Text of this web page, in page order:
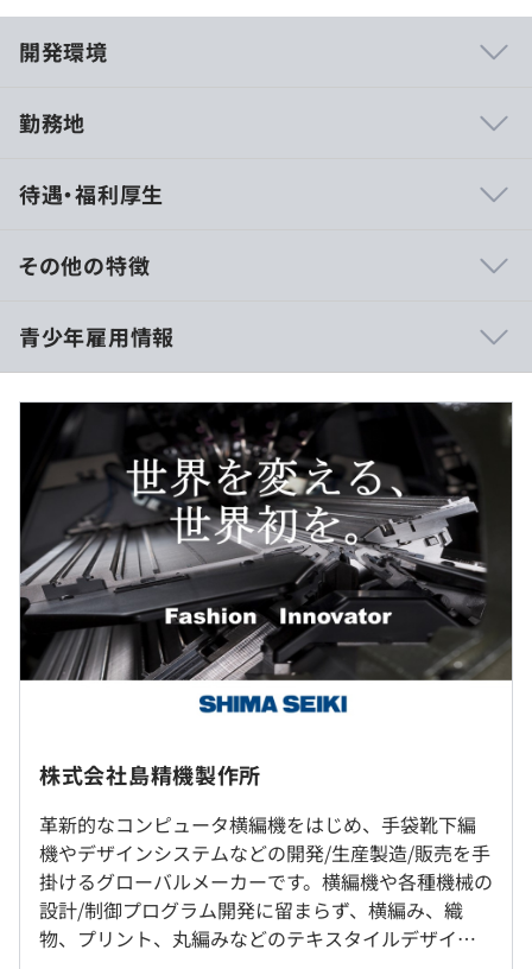
開発環境
・開発と製造が同じ敷地内にあり、部署間の連携がスムー
・開発開始から製品が完成するまで、ものづくりの全工程
に携わることができます
■世界初の技術「ホールガーメント横編機」
従来のニット製品の製造方法を覆す当社独自の技術。現代
のものづくりに欠かすことができない「サステナブルなも
のづくり」を実現する横編機です。
■シミュレーション技術トップクラス！ ニットデザイン
ソフト：『SDS-ONE APEX』
基本機能をはじめ、最高品質のニット・織物・タオルのデ
ザインやシミュレーションの全機能を完備。多様なソフト
のラインアップを用意しており、お客様のニーズに合わ
せ、アップグレードにも対応しています。
・先輩社員とのバディ制度
Windows ワークステーション
勤務地
転勤はありません。
屋内禁煙／屋外に喫煙場所あり
わかやま電鉄貴志川線「神前」駅下車 徒歩10分
待遇・福利厚生
・大卒：241,000円
・院卒：251,000円
※残業時間に応じて残業代を別途支給いたします。
【採用時】
9：00～17：45
※開発部門は出勤時間選択可
休憩時間：【採用時】12：30～13：15（45分）
平均残業時間：【採用時】平均20～30時間／月
・週休2日制（自社カレンダー方式採用）（年間休日122
・有給休暇
・慶弔休暇
・年末年始
・GW休暇
・夏季休暇
その他の特徴
青少年雇用情報
過去３年間の新卒採用者数・離職者数
前年度 採用者数13人 離職者数0人
2年度前 採用者数8人 離職者数0人
3年度前 採用者数13人 離職者数2人
過去３年間の新卒採用者数の男女別人数
前年度 男性9人 女性4人
2年度前 男性4人 女性4人
3年度前 男性9人 女性4人
研修の有無及び内容
・新入社員研修
・語学研修
・新任役職者研修
・プログラミング研修
株式会社島精機製作所
革新的なコンピュータ横編機をはじめ、手袋靴下編
機やデザインシステムなどの開発/生産製造/販売を手
掛けるグローバルメーカーです。横編機や各種機械の
設計/制御プログラム開発に留まらず、横編み、織
物、プリント、丸編みなどのテキスタイルデザイン